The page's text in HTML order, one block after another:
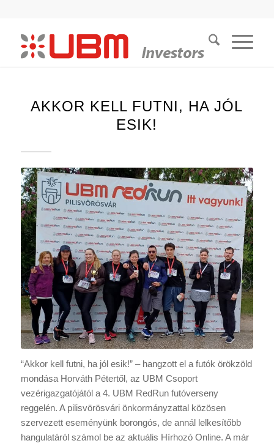
AKKOR KELL FUTNI, HA JÓL
ESIK!
“Akkor kell futni, ha jól esik!” – hangzott el a futók örökzöld
mondása Horváth Pétertől, az UBM Csoport
vezérigazgatójától a 4. UBM RedRun futóverseny
reggelén. A pilisvörösvári önkormányzattal közösen
szervezett eseményünk borongós, de annál lelkesítőbb
hangulatáról számol be az aktuális Hírhozó Online. A már